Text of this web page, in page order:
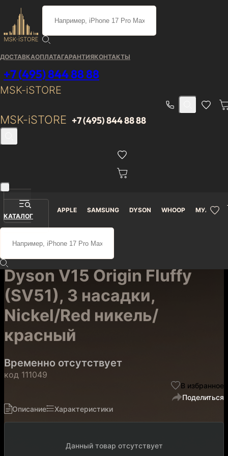
ДОСТАВКАОПЛАТАГАРАНТИЯКОНТАКТЫ
+7 (495) 844 88 88
MSK-iSTORE
MSK-iSTORE +7 (495) 844 88 88
КАТАЛОГ
APPLE SAMSUNG DYSON WHOOP
Каталог / Dyson / Пылесосы /
Портативный пылесос
Dyson V15 Origin Fluffy
Nickel/Red никель/
красный
Портативный пылесос
Dyson V15 Origin Fluffy
(SV51), 3 насадки,
Nickel/Red никель/
красный
Временно отсутствует
код 111049
В избранное
Поделиться
Описание
Характеристики
Данный товар отсутствует